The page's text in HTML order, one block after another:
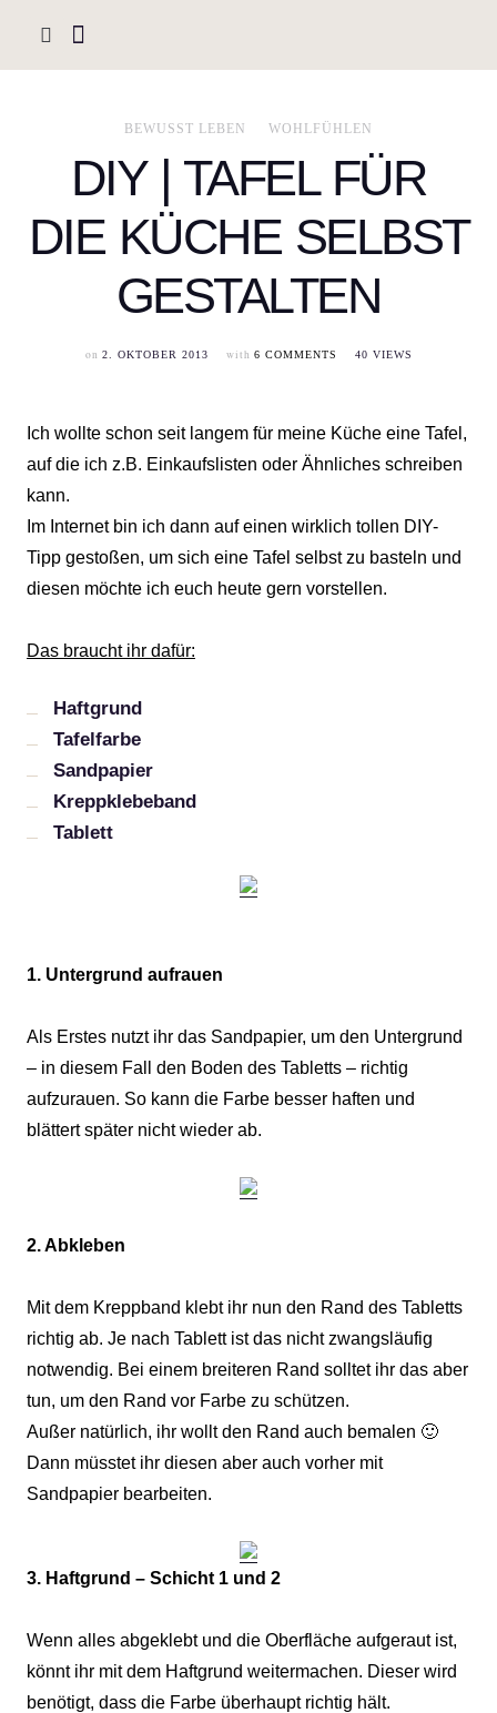
BEWUSST LEBEN WOHLFÜHLEN
DIY | TAFEL FÜR
DIE KÜCHE SELBST
GESTALTEN
on 2. OKTOBER 2013 with 6 COMMENTS 40 VIEWS
Ich wollte schon seit langem für meine Küche eine Tafel,
auf die ich z.B. Einkaufslisten oder Ähnliches schreiben
kann.
Im Internet bin ich dann auf einen wirklich tollen DIY-
Tipp gestoßen, um sich eine Tafel selbst zu basteln und
diesen möchte ich euch heute gern vorstellen.
Das braucht ihr dafür:
Haftgrund
Tafelfarbe
Sandpapier
Kreppklebeband
Tablett
1. Untergrund aufrauen
Als Erstes nutzt ihr das Sandpapier, um den Untergrund
– in diesem Fall den Boden des Tabletts – richtig
aufzurauen. So kann die Farbe besser haften und
blättert später nicht wieder ab.
2. Abkleben
Mit dem Kreppband klebt ihr nun den Rand des Tabletts
richtig ab. Je nach Tablett ist das nicht zwangsläufig
notwendig. Bei einem breiteren Rand solltet ihr das aber
tun, um den Rand vor Farbe zu schützen.
Außer natürlich, ihr wollt den Rand auch bemalen 🙂
Dann müsstet ihr diesen aber auch vorher mit
Sandpapier bearbeiten.
3. Haftgrund – Schicht 1 und 2
Wenn alles abgeklebt und die Oberfläche aufgeraut ist,
könnt ihr mit dem Haftgrund weitermachen. Dieser wird
benötigt, dass die Farbe überhaupt richtig hält.